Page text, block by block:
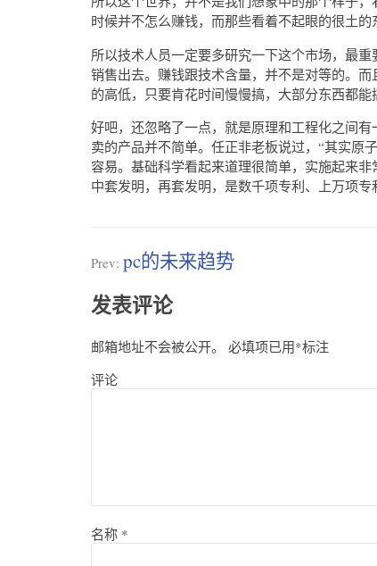
时候并不怎么赚钱，而那些看着不起眼的很土的
所以技术人员一定要多研究一下这个市场，最
销售出去。赚钱跟技术含量，并不是对等的。
的高低，只要肯花时间慢慢搞，大部分东西都能
好吧，还忽略了一点，就是原理和工程化之间
卖的产品并不简单。任正非老板说过，“其实原
容易。基础科学看起来道理很简单，实施起来
中套发明，再套发明，是数千项专利、上万项
Prev: pc的未来趋势
发表评论
邮箱地址不会被公开。 必填项已用*标注
评论
名称 *